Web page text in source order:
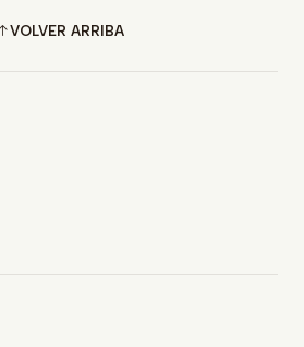
VOLVER ARRIBA